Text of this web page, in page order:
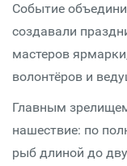
Событие
создавали
мастеров
волонтёров и
Главным
нашествие: по
рыб длиной до